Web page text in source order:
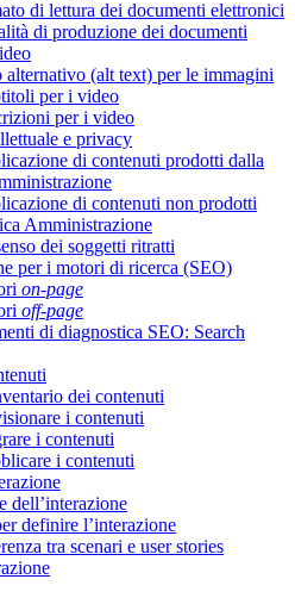
di lettura dei documenti elettronici
di produzione dei documenti
alternativo (alt text) per le immagini
per i video
per i video
e privacy
di contenuti prodotti dalla
di contenuti non prodotti
Amministrazione
dei soggetti ritratti
per i motori di ricerca (SEO)
on-page
off-page
di diagnostica SEO: Search
dei contenuti
i contenuti
i contenuti
i contenuti
dell’interazione
definire l’interazione
tra scenari e user stories